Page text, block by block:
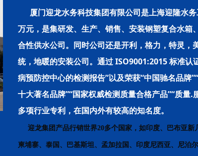
厦门迎龙水务科技集团有限公司是上海迎隆水
万元，是集研发、生产、销售、安装钢塑复合水
合性供水公司。同时公司还是开利，格力，特灵
统，地暖的安装公司。通过 ISO9001:2015 标准认
病预防控中心的检测报告”以及荣获“中国驰名品牌
十大著名品牌”“国家权威检测质量合格产品”“质
多项行业专利，在国内外有较高的知名度。
迎龙集团产品行销世界20多个国家，如印度、巴布亚
柬埔寨、泰国、巴基斯坦、孟加拉国、印度尼西亚、尼泊